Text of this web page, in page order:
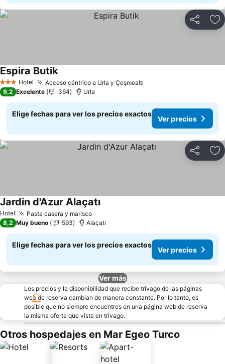
Compartir
3 Estrellas
Hotel Acceso céntrico a Urla y Çeşmealtı
Espira ButikVer precios
9,2 Excelente 364 Urla
Elige fechas para ver los precios exactos
Ver precios
Compartir
Hotel Pasta casera y mariscoVer precios
Jardin d'Azur AlaçatıVer precios
8,2 Muy bueno 593 Alaçatı
Elige fechas para ver los precios exactos
Ver precios
Ver más
Los precios y la disponibilidad que recibe trivago de las páginas
web de reserva cambian de manera constante. Por lo tanto, es
posible que no siempre encuentres en una página web de reserva
la misma oferta que viste en trivago.
Otros hospedajes en Mar Egeo Turco